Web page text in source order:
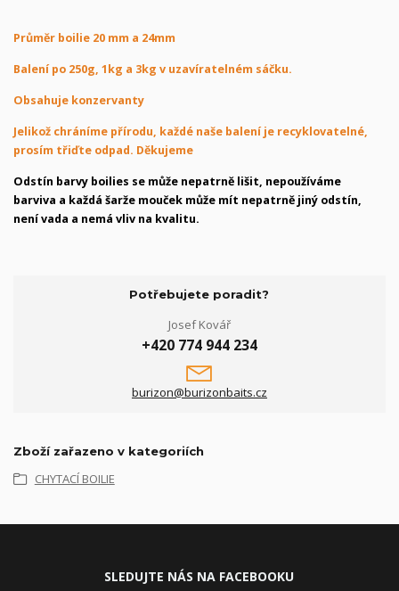
Průměr boilie 20 mm a 24mm
Balení po 250g, 1kg a 3kg v uzavíratelném sáčku.
Obsahuje konzervanty
Jelikož chráníme přírodu, každé naše balení je recyklovatelné,
prosím třiďte odpad. Děkujeme
Odstín barvy boilies se může nepatrně lišit, nepoužíváme
barviva a každá šarže mouček může mít nepatrně jiný odstín,
není vada a nemá vliv na kvalitu.
Potřebujete poradit?
Josef Kovář
+420 774 944 234
burizon@burizonbaits.cz
Zboží zařazeno v kategoriích
CHYTACÍ BOILIE
SLEDUJTE NÁS NA FACEBOOKU